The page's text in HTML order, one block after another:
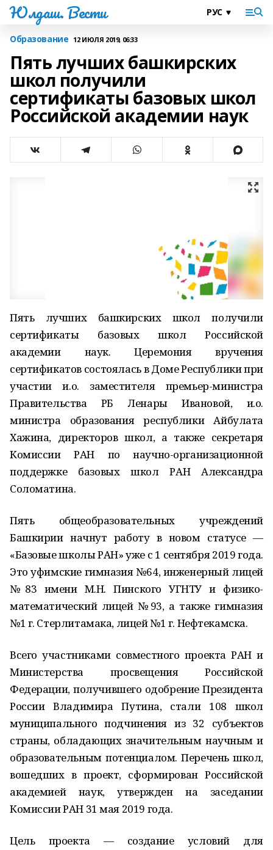
Юлдаш. Вести
Образование 12 ИЮЛЯ 2019, 06:33
Пять лучших башкирских
школ получили
сертификаты базовых школ
Российской академии наук
Пять лучших башкирских школ получили
сертификаты базовых школ Российской
академии наук. Церемония вручения
сертификатов состоялась в Доме Республики при
участии и.о. заместителя премьер-министра
Правительства РБ Ленары Ивановой, и.о.
министра образования республики Айбулата
Хажина, директоров школ, а также секретаря
Комиссии РАН по научно-организационной
поддержке базовых школ РАН Александра
Соломатина.
Пять общеобразовательных учреждений
Башкирии начнут работу в новом статусе —
«Базовые школы РАН» уже с 1 сентября 2019 года.
Это уфимские гимназия №64, инженерный лицей
№83 имени М.Н. Пинского УГНТУ и физико-
математический лицей №93, а также гимназия
№1 г. Стерлитамака, лицей №1 г. Нефтекамска.
Всего участниками совместного проекта РАН и
Министерства просвещения Российской
Федерации, получившего одобрение Президента
России Владимира Путина, стали 108 школ
муниципального подчинения из 32 субъектов
страны, обладающих значительным научным и
образовательным потенциалом. Перечень школ,
вошедших в проект, сформирован Российской
академией наук, утвержден на заседании
Комиссии РАН 31 мая 2019 года.
Цель проекта — создание условий для